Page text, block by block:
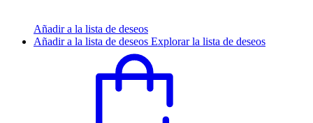
Añadir a la lista de deseos
Añadir a la lista de deseos Explorar la lista de deseos